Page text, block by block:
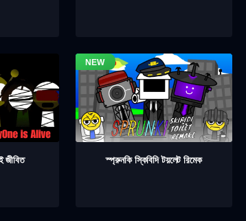
জীবিত স্প্রুনকি স্কিবিদি টয়লেট রিমেক